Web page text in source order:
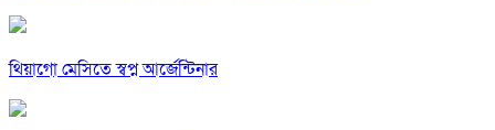
থিয়াগো মেসিতে স্বপ্ন আর্জেন্টিনার